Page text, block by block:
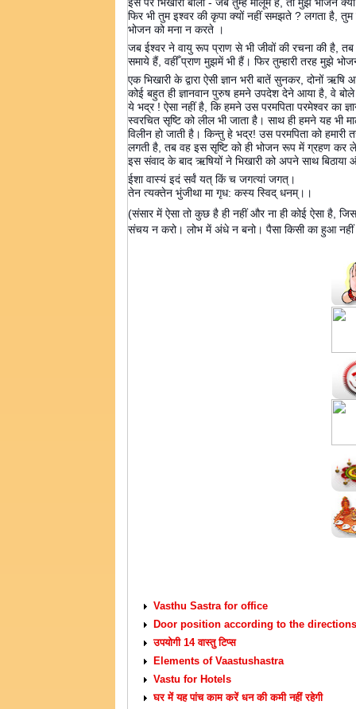
फिर भी तुम इश्वर की कृपा क्यों नहीं समझते ? लगता है, तुम
भोजन को मना न करते ।
जब ईश्वर ने वायु रूप प्राण से भी जीवों की रचना की है,
समाये हैं, वहीँ प्राण मुझमें भी हैं। फिर तुम्हारी तरह मुझे
एक भिखारी के द्वारा ऐसी ज्ञान भरी बातें सुनकर, दोनों
कोई बहुत ही ज्ञानवान पुरुष हमने उपदेश देने आया है, वे
ये भद्र ! ऐसा नहीं है, कि हमने उस परमपिता परमेश्वर का
स्वरचित सृष्टि को लील भी जाता है। साथ ही हमने यह भी
विलीन हो जाती है। किन्तु हे भद्र! उस परमपिता को
लगती है, तब वह इस सृष्टि को ही भोजन रूप में ग्रहण कर
इस संवाद के बाद ऋषियों ने भिखारी को अपने साथ बिठाया
ईशा वास्यं इदं सर्वं यत् किं च जगत्यां जगत्।
तेन त्यक्तेन भुंजीथा मा गृध: कस्य स्विद् धनम्।।
(संसार में ऐसा तो कुछ है ही नहीं और ना ही कोई ऐसा है,
संचय न करो। लोभ में अंधे न बनो। पैसा किसी का हुआ नहीं
Vasthu Sastra for office
Door position according to the directions
उपयोगी 14 वास्तु टिप्स
Elements of Vaastushastra
Vastu for Hotels
घर में यह पांच काम करें धन की कमी नहीं रहेगी